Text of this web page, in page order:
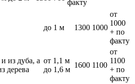
факту
из дуба, а
дерева
до 1 м 1300 1000
от
1000
+ по
факту
от 1,1 м
до 1,6 м
1600 1100
от
1100
+ по
факту